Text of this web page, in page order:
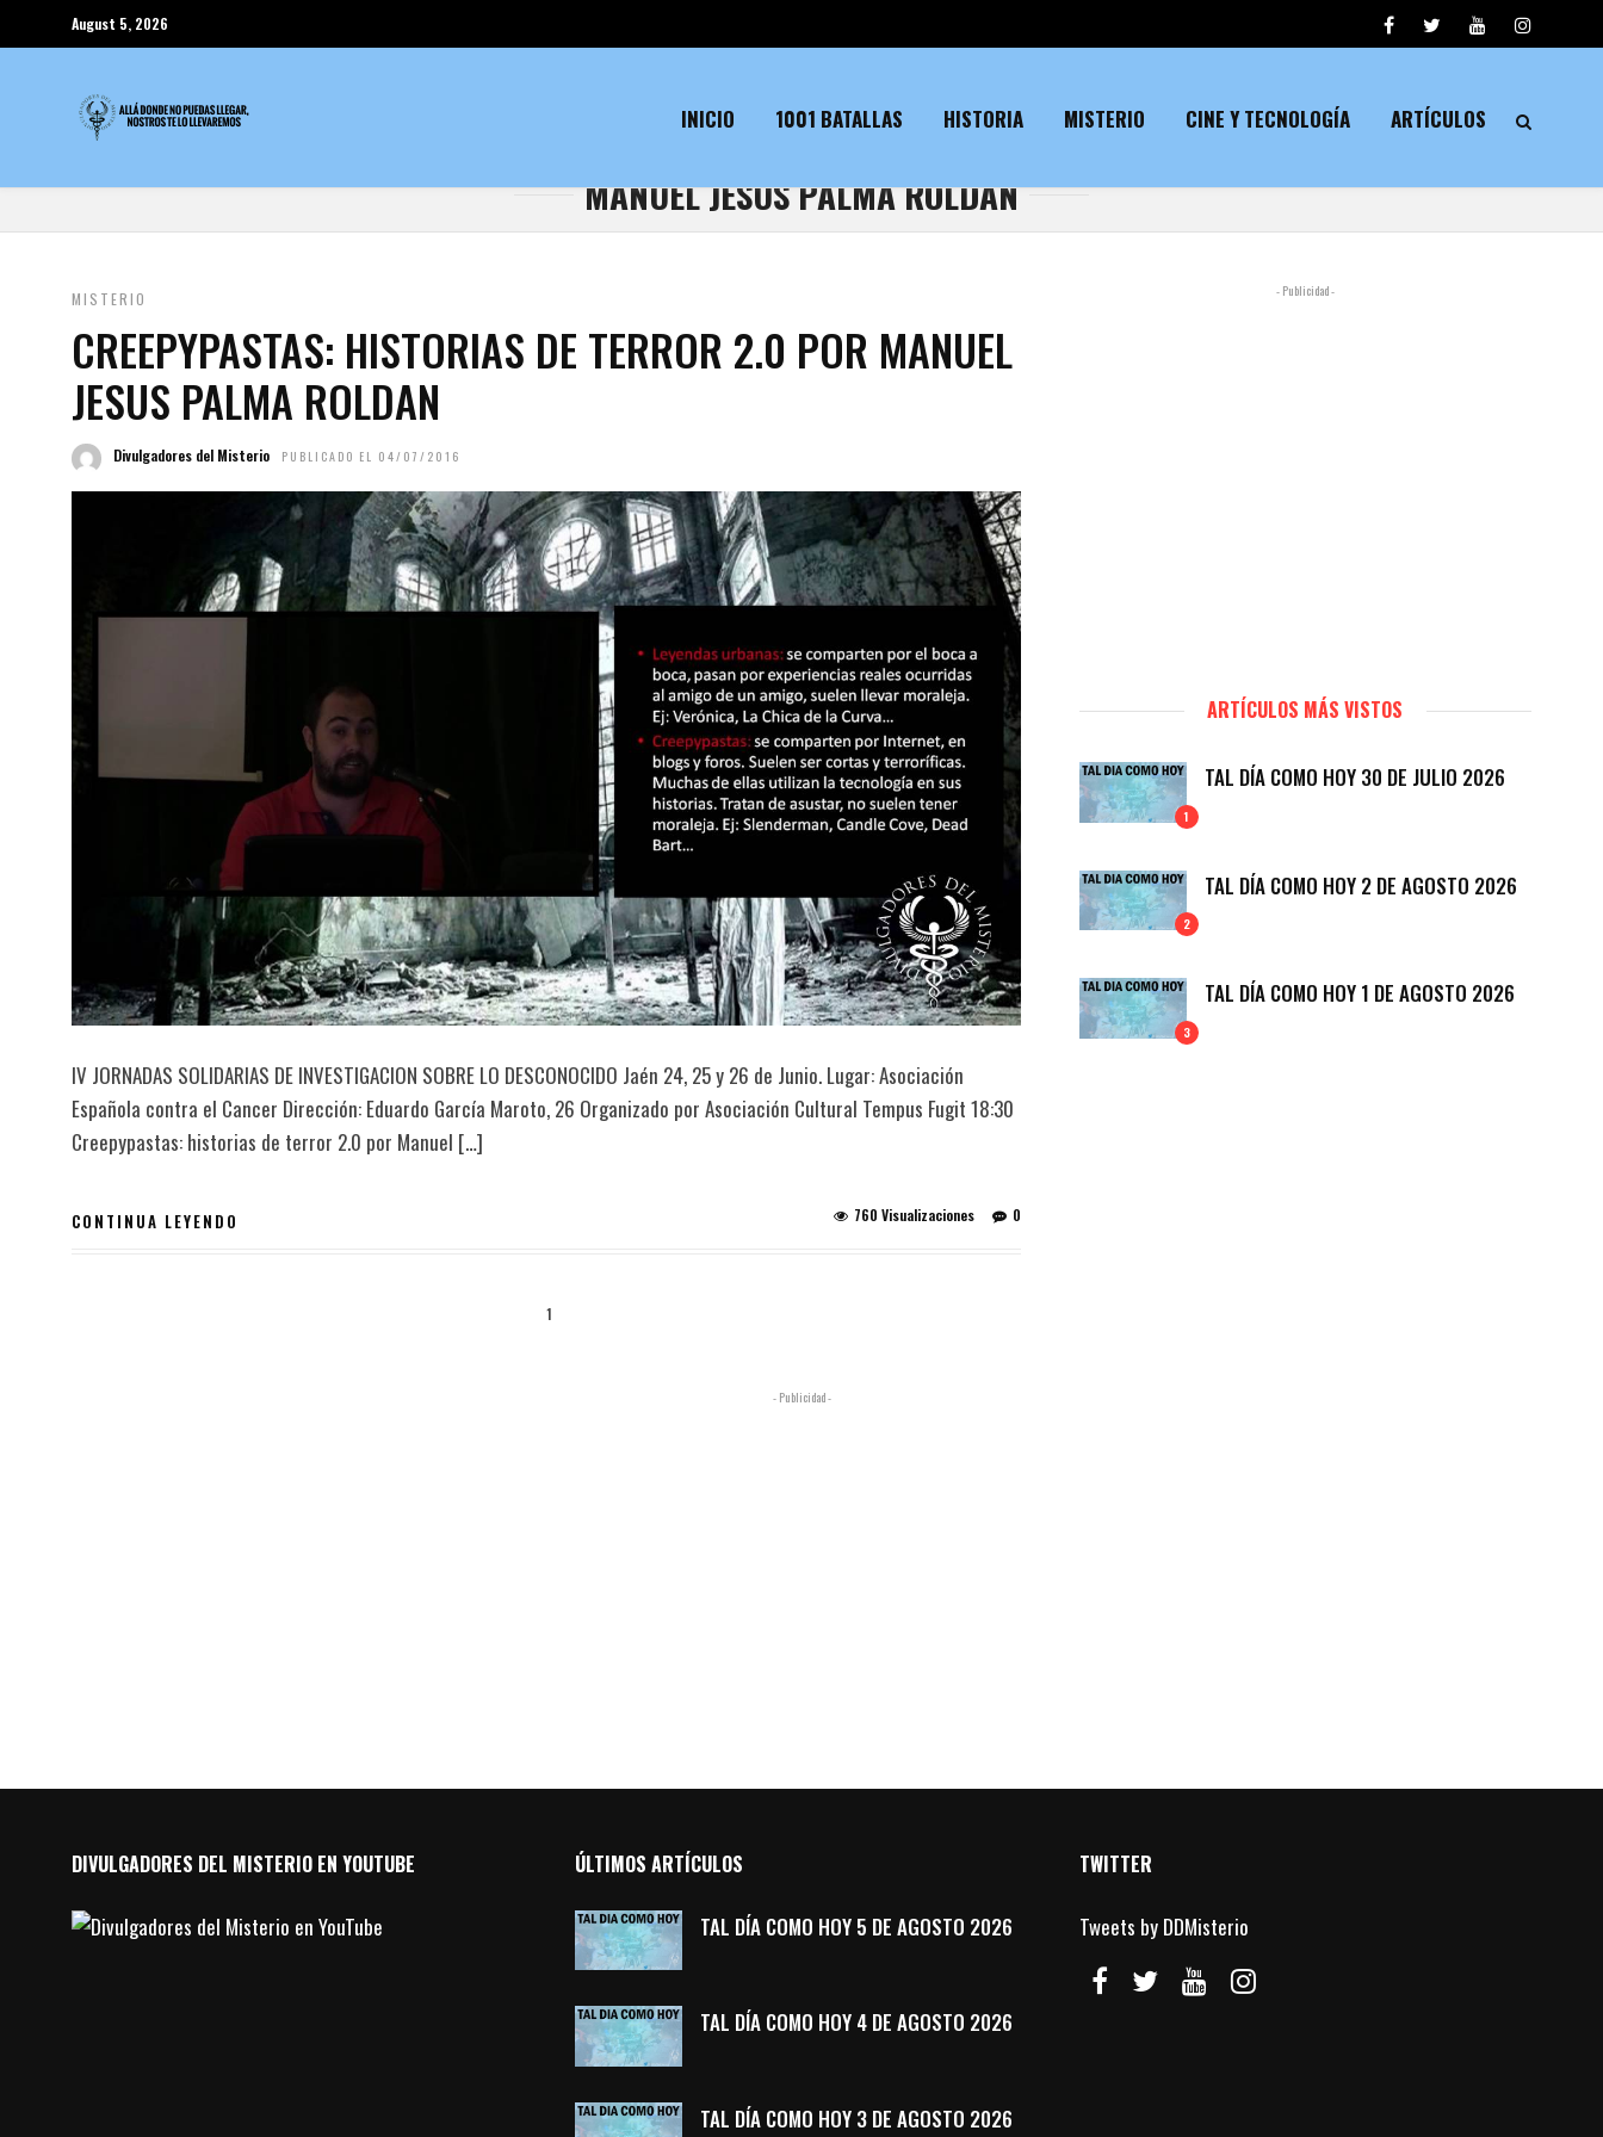
August 5, 2026
INICIO 1001 BATALLAS HISTORIA MISTERIO CINE Y TECNOLOGÍA ARTÍCULOS
MANUEL JESÚS PALMA ROLDÁN
MISTERIO
CREEPYPASTAS: HISTORIAS DE TERROR 2.0 POR MANUEL
JESUS PALMA ROLDAN
Divulgadores del Misterio PUBLICADO EL 04/07/2016
IV JORNADAS SOLIDARIAS DE INVESTIGACION SOBRE LO DESCONOCIDO Jaén 24, 25 y 26 de Junio. Lugar: Asociación
Española contra el Cancer Dirección: Eduardo García Maroto, 26 Organizado por Asociación Cultural Tempus Fugit 18:30
Creepypastas: historias de terror 2.0 por Manuel […]
CONTINUA LEYENDO 0
760 Visualizaciones
1
- Publicidad -
ARTÍCULOS MÁS VISTOS
1
TAL DÍA COMO HOY 30 DE JULIO 2026
2
TAL DÍA COMO HOY 2 DE AGOSTO 2026
3
TAL DÍA COMO HOY 1 DE AGOSTO 2026
- Publicidad -
DIVULGADORES DEL MISTERIO EN YOUTUBE ÚLTIMOS ARTÍCULOS
TAL DÍA COMO HOY 5 DE AGOSTO 2026
TAL DÍA COMO HOY 4 DE AGOSTO 2026
TAL DÍA COMO HOY 3 DE AGOSTO 2026
TWITTER
Tweets by DDMisterio